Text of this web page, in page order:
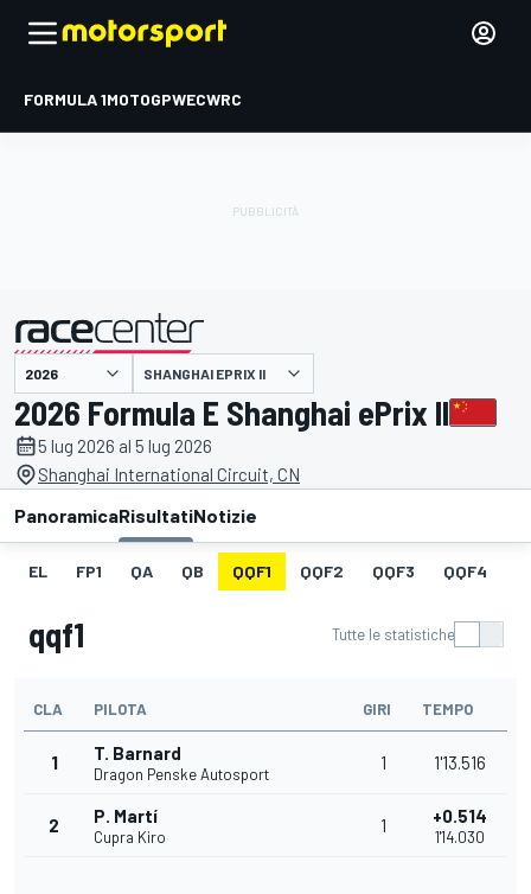
FORMULA 1MOTOGPWECWRC
presentato da SHANGHAI EPRIX II
2026 Formula E Shanghai ePrix II
5 lug 2026 al 5 lug 2026
Shanghai International Circuit, CN
PanoramicaRisultatiNotizie
EL FP1 QA QB QQF1 QQF2 QQF3 QQF4
qqf1 Tutte le statistiche
CLA PILOTA GIRI TEMPO
1 T. Barnard
Dragon Penske Autosport
1 1'13.516
2 P. Martí
Cupra Kiro
1 +0.514
1'14.030